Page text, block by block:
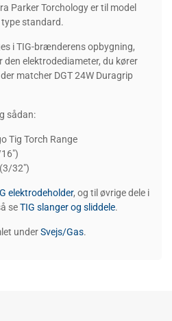
Parker Torchology er til model
standard.
i TIG-brænderens opbygning,
elektrodediameter, du kører
matcher DGT 24W Duragrip
sådan:
Tig Torch Range
32")
elektrodeholder, og til øvrige dele i
seTIG slanger og sliddele.
underSvejs/Gas.